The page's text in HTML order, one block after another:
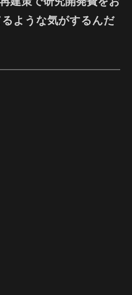
ような気がするんだ